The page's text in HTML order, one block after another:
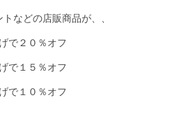
などの店販商品が、、
で２０％オフ
で１５％オフ
で１０％オフ